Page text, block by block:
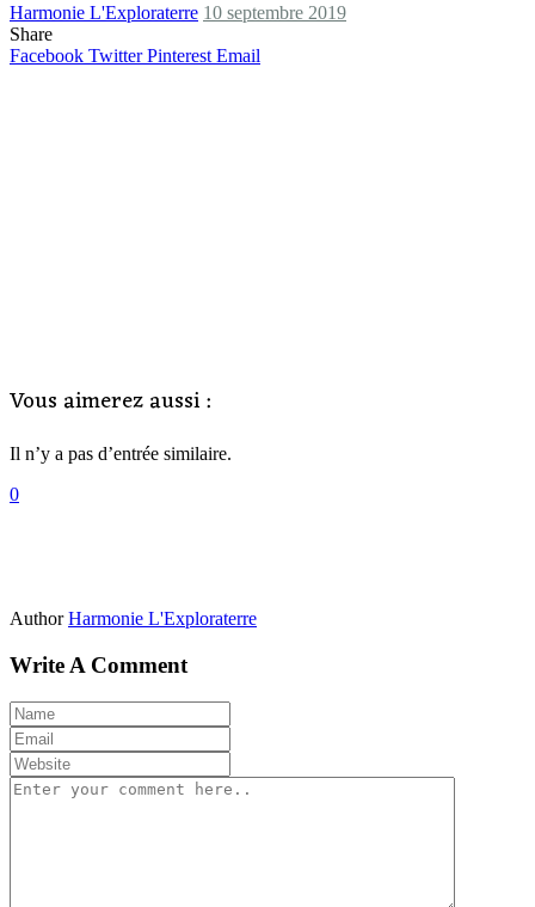
Harmonie L'Exploraterre 10 septembre 2019
Share
Facebook Twitter Pinterest Email
Vous aimerez aussi :
Il n’y a pas d’entrée similaire.
0
Author Harmonie L'Exploraterre
Write A Comment